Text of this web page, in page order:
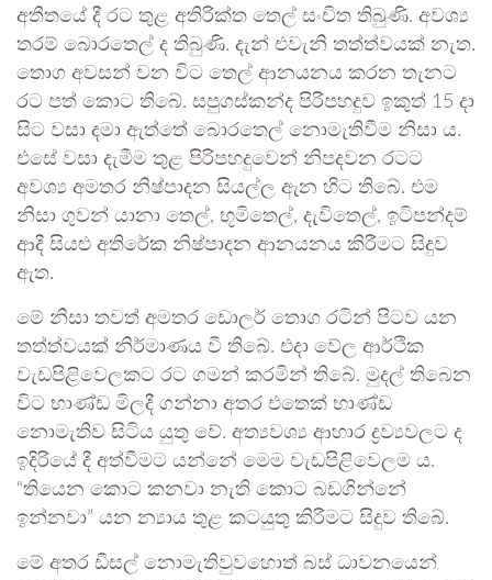
අතීතයේ දී රට තුළ අතිරික්ත තෙල් සංචිත තිබුණි. අවශ්‍ය
තරම් බොරතෙල් ද තිබුණි. දැන් එවැනි තත්ත්වයක් නැත.
තොග අවසන් වන විට තෙල් ආනයනය කරන තැනට
රට පත් කොට තිබේ. සපුගස්කන්ද පිරිපහදුව ඉකුත් 15 දා
සිට වසා දමා ඇත්තේ බොරතෙල් නොමැතිවීම නිසා ය.
එසේ වසා දැමීම තුළ පිරිපහදුවෙන් නිපදවන රටට
අවශ්‍ය අමතර නිෂ්පාදන සියල්ල ඇන හිට තිබේ. එම
නිසා ගුවන් යානා තෙල්, භූමිතෙල්, දැවිතෙල්, ඉටිපන්දම්
ආදී සියළු අතිරේක නිෂ්පාදන ආනයනය කිරීමට සිදුව
ඇත.
මේ නිසා තවත් අමතර ඩොලර් තොග රටින් පිටව යන
තත්ත්වයක් නිර්මාණය වී තිබේ. එදා වේල ආර්ථික
වැඩපිළිවෙලකට රට ගමන් කරමින් තිබේ. මුදල් තිබෙන
විට භාණ්ඩ මිලදී ගන්නා අතර එතෙක් භාණ්ඩ
නොමැතිව සිටිය යුතු වේ. අත්‍යවශ්‍ය ආහාර ද්‍රව්‍යවලට ද
ඉදිරියේ දී අත්වීමට යන්නේ මෙම වැඩපිළිවෙලම ය.
“තියෙන කොට කනවා නැති කොට බඩගින්නේ
ඉන්නවා” යන න්‍යාය තුළ කටයුතු කිරීමට සිදුව තිබේ.
මේ අතර ඩීසල් නොමැතිවුවහොත් බස් ධාවනයෙන්